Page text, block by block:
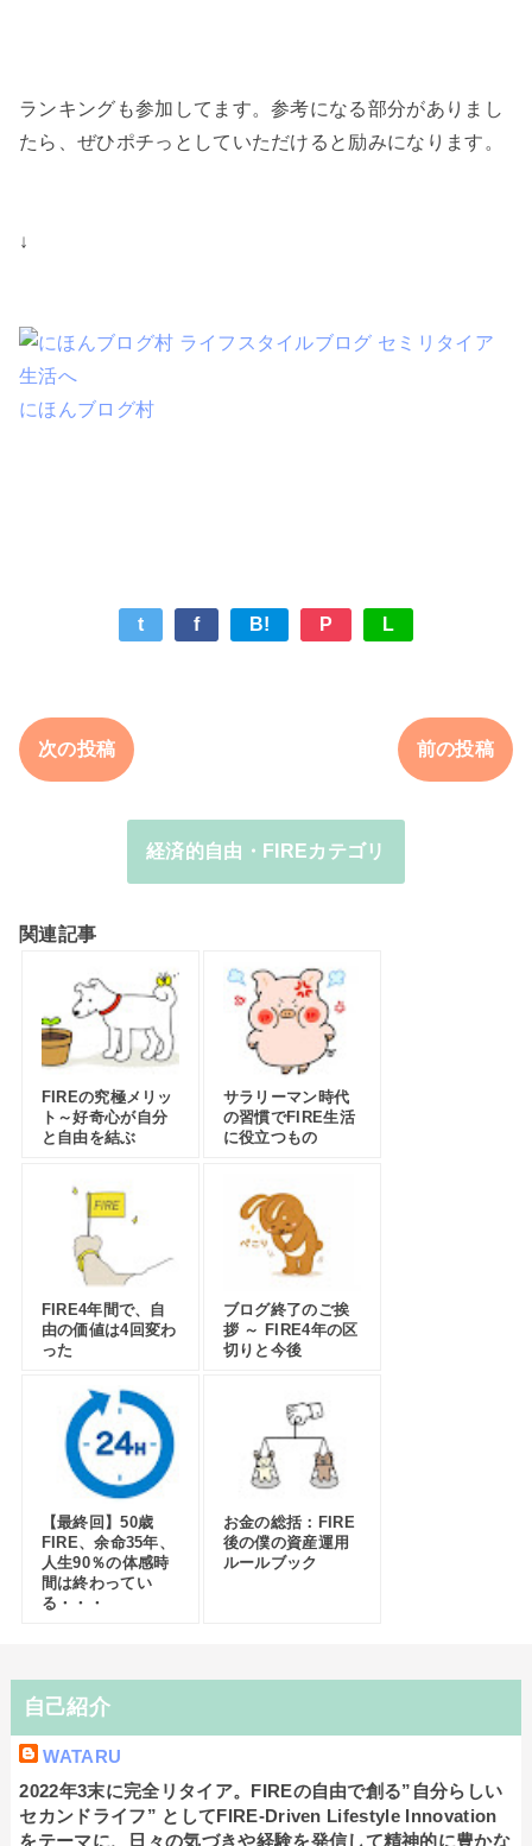
ランキングも参加してます。参考になる部分がありまし
たら、ぜひポチっとしていただけると励みになります。
↓
にほんブログ村
t f B! P L
次の投稿 前の投稿
経済的自由・FIREカテゴリ
関連記事
FIREの究極メリッ
ト～好奇心が自分
と自由を結ぶ
サラリーマン時代
の習慣でFIRE生活
に役立つもの
FIRE4年間で、自
由の価値は4回変わ
った
ブログ終了のご挨
拶 ～ FIRE4年の区
切りと今後
【最終回】50歳
FIRE、余命35年、
人生90％の体感時
間は終わってい
る・・・
お金の総括：FIRE
後の僕の資産運用
ルールブック
自己紹介
WATARU
2022年3末に完全リタイア。FIREの自由で創る”自分らしい
セカンドライフ” としてFIRE-Driven Lifestyle Innovation
をテーマに、日々の気づきや経験を発信して精神的に豊かな